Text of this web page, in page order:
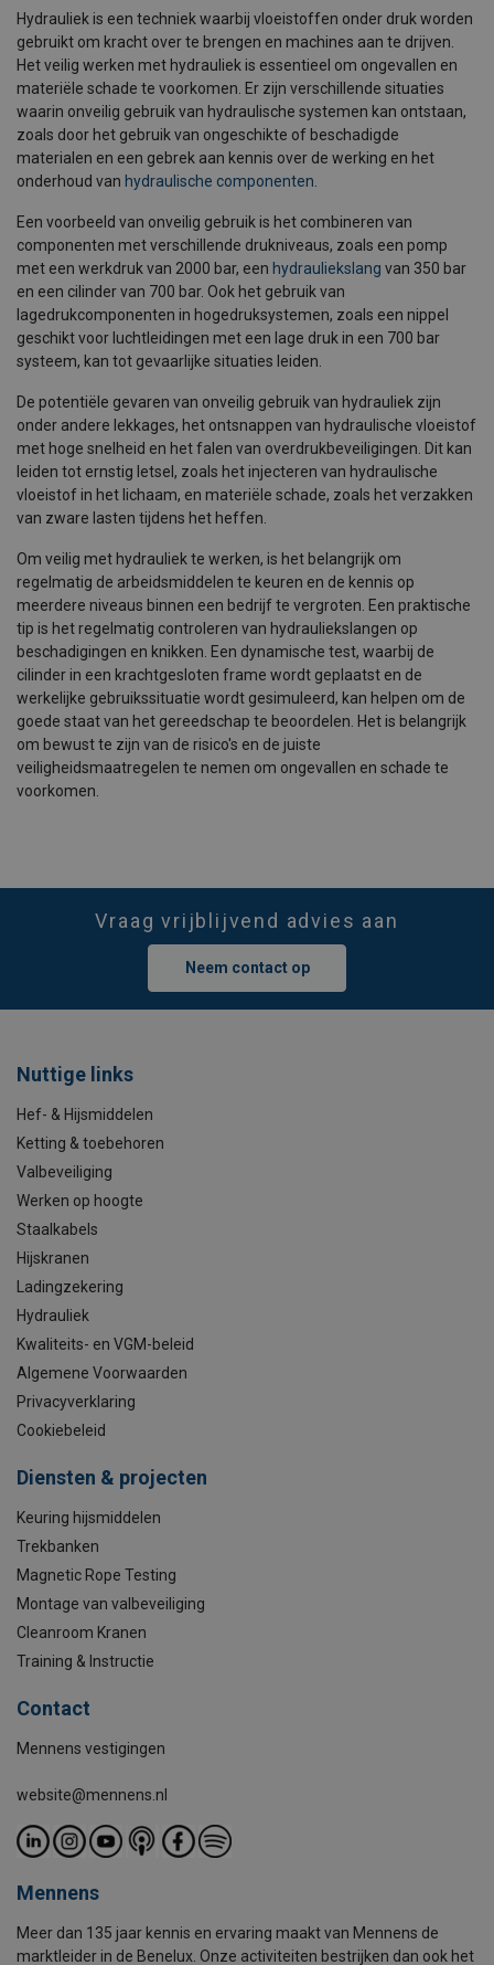
Hydrauliek is een techniek waarbij vloeistoffen onder druk worden
gebruikt om kracht over te brengen en machines aan te drijven.
Het veilig werken met hydrauliek is essentieel om ongevallen en
materiële schade te voorkomen. Er zijn verschillende situaties
waarin onveilig gebruik van hydraulische systemen kan ontstaan,
zoals door het gebruik van ongeschikte of beschadigde
materialen en een gebrek aan kennis over de werking en het
onderhoud van hydraulische componenten
Een voorbeeld van onveilig gebruik is het combineren van
componenten met verschillende drukniveaus, zoals een pomp
met een werkdruk van 2000 bar, een hydrauliekslang van 350 bar
en een cilinder van 700 bar. Ook het gebruik van
lagedrukcomponenten in hogedruksystemen, zoals een nippel
geschikt voor luchtleidingen met een lage druk in een 700 bar
systeem, kan tot gevaarlijke situaties leiden.
De potentiële gevaren van onveilig gebruik van hydrauliek zijn
onder andere lekkages, het ontsnappen van hydraulische vloeistof
met hoge snelheid en het falen van overdrukbeveiligingen. Dit kan
leiden tot ernstig letsel, zoals het injecteren van hydraulische
vloeistof in het lichaam, en materiële schade, zoals het verzakken
van zware lasten tijdens het heffen.
Om veilig met hydrauliek te werken, is het belangrijk om
regelmatig de arbeidsmiddelen te keuren en de kennis op
meerdere niveaus binnen een bedrijf te vergroten. Een praktische
tip is het regelmatig controleren van hydrauliekslangen op
beschadigingen en knikken. Een dynamische test, waarbij de
cilinder in een krachtgesloten frame wordt geplaatst en de
werkelijke gebruikssituatie wordt gesimuleerd, kan helpen om de
goede staat van het gereedschap te beoordelen. Het is belangrijk
om bewust te zijn van de risico's en de juiste
veiligheidsmaatregelen te nemen om ongevallen en schade te
voorkomen.
Vraag vrijblijvend advies aan
Neem contact op
Nuttige links
Hef- & Hijsmiddelen
Ketting & toebehoren
Valbeveiliging
Werken op hoogte
Staalkabels
Hijskranen
Ladingzekering
Hydrauliek
Kwaliteits- en VGM-beleid
Algemene Voorwaarden
Privacyverklaring
Cookiebeleid
Diensten & projecten
Keuring hijsmiddelen
Trekbanken
Magnetic Rope Testing
Montage van valbeveiliging
Cleanroom Kranen
Training & Instructie
Contact
Mennens vestigingen
website@mennens.nl
Mennens
Meer dan 135 jaar kennis en ervaring maakt van Mennens de
marktleider in de Benelux. Onze activiteiten bestrijken dan ook het